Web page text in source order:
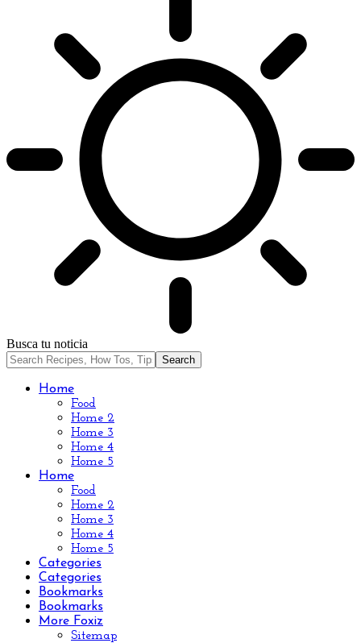
Busca tu noticia
Home
Food
Home 2
Home 3
Home 4
Home 5
Home
Food
Home 2
Home 3
Home 4
Home 5
Categories
Categories
Bookmarks
Bookmarks
More Foxiz
Sitemap